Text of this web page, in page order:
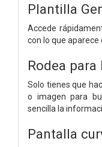
Plantilla
Accede
con lo que aparece
Rodea para
Solo tienes que
o imagen para
sencilla la
Pantalla